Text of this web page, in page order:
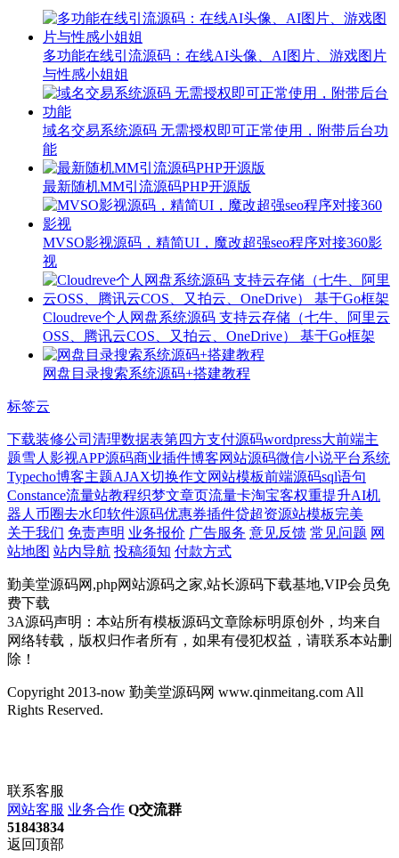
多功能在线引流源码：在线AI头像、AI图片、游戏图片
与性感小姐姐
域名交易系统源码 无需授权即可正常使用，附带后台功
能
最新随机MM引流源码PHP开源版
MVSO影视源码，精简UI，魔改超强seo程序对接360影
视
Cloudreve个人网盘系统源码 支持云存储（七牛、阿里云
OSS、腾讯云COS、又拍云、OneDrive） 基于Go框架
网盘目录搜索系统源码+搭建教程
标签云
下载装修公司 清理数据表第四方支付源码wordpress大前端主
题雪人影视APP源码商业插件博客网站源码微信小说平台系统
Typecho博客主题AJAX切换作文网站模板前端源码sql语句
Constance流量站教程织梦文章页流量卡淘宝客权重提升AI机
器人 币圈去水印软件源码优惠券插件贷超资源站模板完美
关于我们 免责声明 业务报价 广告服务 意见反馈 常见问题 网
站地图 站内导航 投稿须知 付款方式
勤美堂源码网,php网站源码之家,站长源码下载基地,VIP会员免
费下载
3A源码声明：本站所有模板源码文章除标明原创外，均来自
网络转载，版权归作者所有，如果有侵犯权益，请联系本站删
除！
Copyright 2013-now 勤美堂源码网 www.qinmeitang.com All
Rights Reserved.
联系客服
网站客服 业务合作 Q交流群
51843834
返回顶部